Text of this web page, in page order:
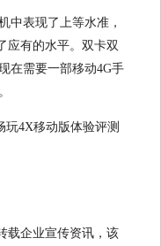
中表现了上等水准，
应有的水平。双卡双
在需要一部移动4G手
载企业宣传资讯，该